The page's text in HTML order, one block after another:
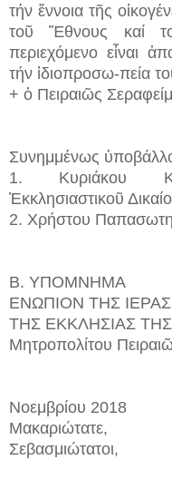
τήν ἔννοια τῆς
τοῦ Ἔθνους καί
περιεχόμενο εἶναι
τήν ἰδιοπροσω-πεία
+ ὁ Πειραιῶς Σεραφείμ
Συνημμένως
1. Κυριάκου
Ἐκκλησιαστικοῦ
2. Χρήστου
Β. ΥΠΟΜΝΗΜΑ
ΕΝΩΠΙΟΝ ΤΗΣ
ΤΗΣ ΕΚΚΛΗΣΙΑΣ
Μητροπολίτου
Νοεμβρίου 2018
Μακαριώτατε,
Σεβασμιώτατοι,